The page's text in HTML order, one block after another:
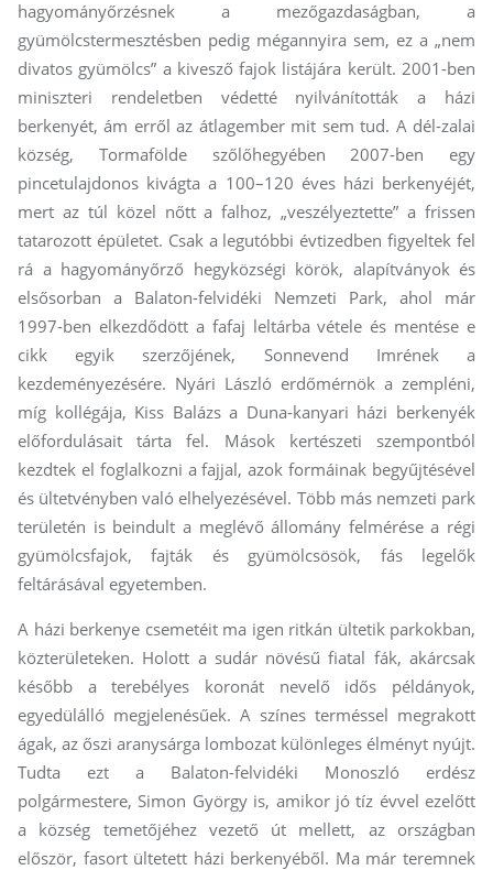
hagyományőrzésnek a mezőgazdaságban, a
gyümölcstermesztésben pedig mégannyira sem, ez a „nem
divatos gyümölcs” a kivesző fajok listájára került. 2001-ben
miniszteri rendeletben védetté nyilvánították a házi
berkenyét, ám erről az átlagember mit sem tud. A dél-zalai
község, Tormafölde szőlőhegyében 2007-ben egy
pincetulajdonos kivágta a 100–120 éves házi berkenyéjét,
mert az túl közel nőtt a falhoz, „veszélyeztette” a frissen
tatarozott épületet. Csak a legutóbbi évtizedben figyeltek fel
rá a hagyományőrző hegyközségi körök, alapítványok és
elsősorban a Balaton-felvidéki Nemzeti Park, ahol már
1997-ben elkezdődött a fafaj leltárba vétele és mentése e
cikk egyik szerzőjének, Sonnevend Imrének a
kezdeményezésére. Nyári László erdőmérnök a zempléni,
míg kollégája, Kiss Balázs a Duna-kanyari házi berkenyék
előfordulásait tárta fel. Mások kertészeti szempontból
kezdtek el foglalkozni a fajjal, azok formáinak begyűjtésével
és ültetvényben való elhelyezésével. Több más nemzeti park
területén is beindult a meglévő állomány felmérése a régi
gyümölcsfajok, fajták és gyümölcsösök, fás legelők
feltárásával egyetemben.
A házi berkenye csemetéit ma igen ritkán ültetik parkokban,
közterületeken. Holott a sudár növésű fiatal fák, akárcsak
később a terebélyes koronát nevelő idős példányok,
egyedülálló megjelenésűek. A színes terméssel megrakott
ágak, az őszi aranysárga lombozat különleges élményt nyújt.
Tudta ezt a Balaton-felvidéki Monoszló erdész
polgármestere, Simon György is, amikor jó tíz évvel ezelőtt
a község temetőjéhez vezető út mellett, az országban
először, fasort ültetett házi berkenyéből. Ma már teremnek